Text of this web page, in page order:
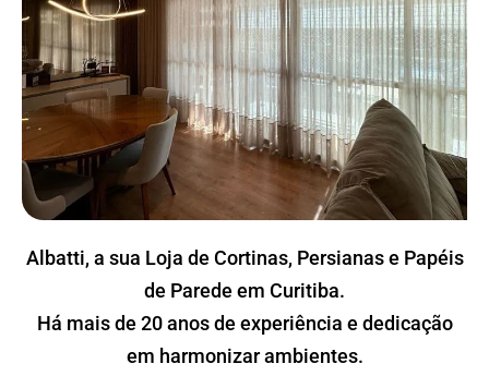
Albatti, a sua Loja de Cortinas, Persianas e Papéis
de Parede em Curitiba.
Há mais de 20 anos de experiência e dedicação
em harmonizar ambientes.